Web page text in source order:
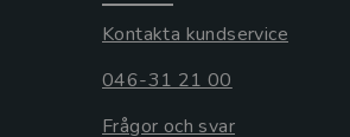
Kontakta kundservice
046-31 21 00
Frågor och svar